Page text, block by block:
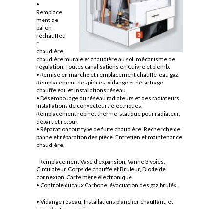
•
Remplace
ment de
ballon
réchauffeu
r
chaudière,
chaudière murale et chaudière au sol, mécanisme de
régulation. Toutes canalisations en Cuivre et plomb.
• Remise en marche et remplacement chauffe-eau gaz.
Remplacement des pièces, vidange et détartrage
chauffe eau et installations réseau.
• Désembouage du réseau radiateurs et des radiateurs.
Installations de convecteurs électriques.
Remplacement robinet thermo-statique pour radiateur,
départ et retour.
• Réparation tout type de fuite chaudière. Recherche de
panne et réparation des pièce. Entretien et maintenance
chaudière.
Remplacement Vase d’expansion, Vanne 3 voies,
Circulateur, Corps de chauffe et Bruleur, Diode de
connexion, Carte mère électronique.
• Controle du taux Carbone, évacuation des gaz brulés.
• Vidange réseau, Installations plancher chauffant, et